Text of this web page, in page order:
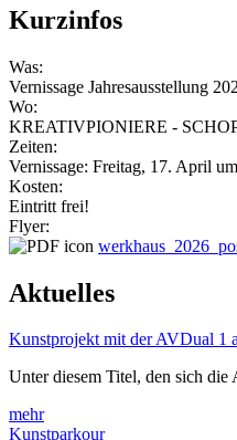
Kurzinfos
Was:
Vernissage Jahresausstellung
Wo:
KREATIVPIONIERE -
Zeiten:
Vernissage: Freitag, 17. April
Kosten:
Eintritt frei!
Flyer:
Aktuelles
Kunstprojekt mit der AVDual 1
Unter diesem Titel, den sich
mehr
Kunstparkour